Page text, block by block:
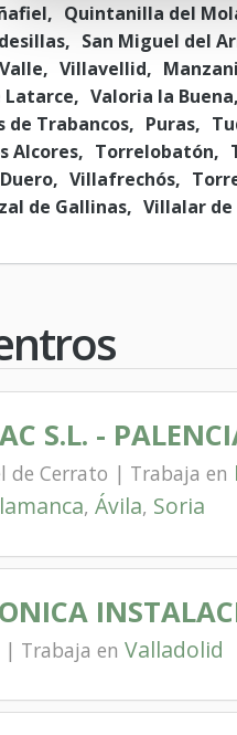
Quintanilla del
San Miguel del
Villavellid
Latarce
Valoria la Buena
de Trabancos
Puras
Alcores
Torrelobatón
Villafrechós
de Gallinas Villalar de
S.L. -
de Cerrato | Trabaja en
, Ávila, Soria
Trabaja en Valladolid